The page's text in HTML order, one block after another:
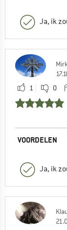
Ja, ik
1
0
VOORDELEN
Ja, ik